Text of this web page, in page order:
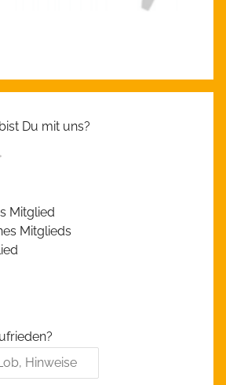
Du mit uns?
Mitglied
Mitglieds